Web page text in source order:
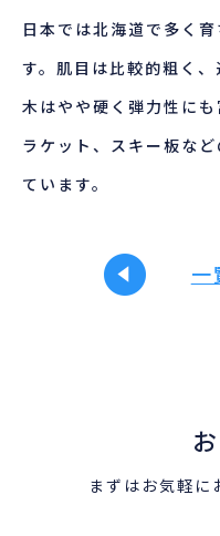
日本では北海道で多く
す。肌目は比較的粗く、
木はやや硬く弾力性に
ラケット、スキー板な
ています。
一
まずはお気軽に